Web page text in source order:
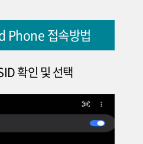
Phone 접속방법
확인 및 선택